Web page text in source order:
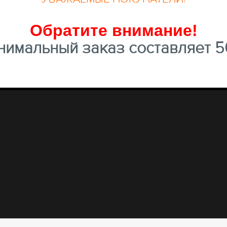
Обратите внимание!
заказ составляет